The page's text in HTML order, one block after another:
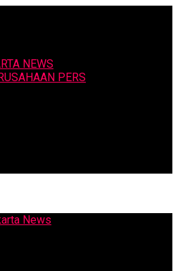
NEWS
PERS